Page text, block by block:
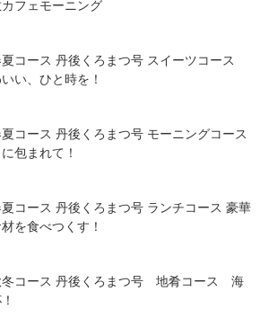
フェモーニング
コース 丹後くろまつ号 スイーツコース
い、ひと時を！
コース 丹後くろまつ号 モーニングコース
包まれて！
コース 丹後くろまつ号 ランチコース 豪華
を食べつくす！
冬コース 丹後くろまつ号 地肴コース 海